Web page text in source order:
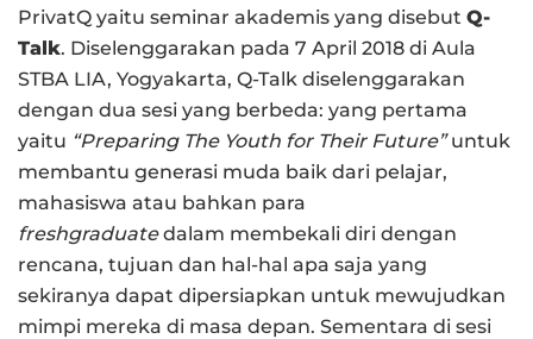
PrivatQ yaitu seminar akademis yang disebut Q-
Talk. Diselenggarakan pada 7 April 2018 di Aula
STBA LIA, Yogyakarta, Q-Talk diselenggarakan
dengan dua sesi yang berbeda: yang pertama
yaitu “Preparing The Youth for Their Future” untuk
membantu generasi muda baik dari pelajar,
mahasiswa atau bahkan para
freshgraduatedalam membekali diri dengan
rencana, tujuan dan hal-hal apa saja yang
sekiranya dapat dipersiapkan untuk mewujudkan
mimpi mereka di masa depan. Sementara di sesi